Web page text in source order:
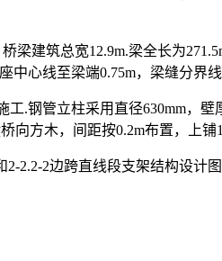
梁建筑总宽12.9m.梁全长为
中心线至梁端0.75m，梁缝分界
.钢管立柱采用直径630mm，
向方木，间距按0.2m布置，上铺
2.2-2边跨直线段支架结构设计